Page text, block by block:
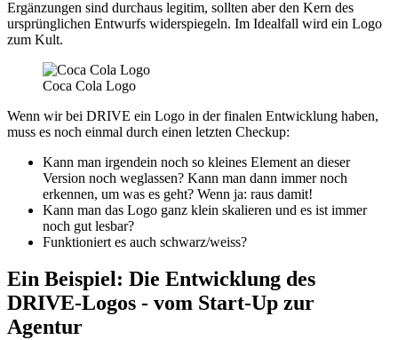
Ergänzungen sind durchaus legitim, sollten aber den Kern des
ursprünglichen Entwurfs widerspiegeln. Im Idealfall wird ein Logo
zum Kult.
Coca Cola Logo
Wenn wir bei DRIVE ein Logo in der finalen Entwicklung haben,
muss es noch einmal durch einen letzten Checkup:
Kann man irgendein noch so kleines Element an dieser
Version noch weglassen? Kann man dann immer noch
erkennen, um was es geht? Wenn ja: raus damit!
Kann man das Logo ganz klein skalieren und es ist immer
noch gut lesbar?
Funktioniert es auch schwarz/weiss?
Ein Beispiel: Die Entwicklung des
DRIVE-Logos - vom Start-Up zur
Agentur